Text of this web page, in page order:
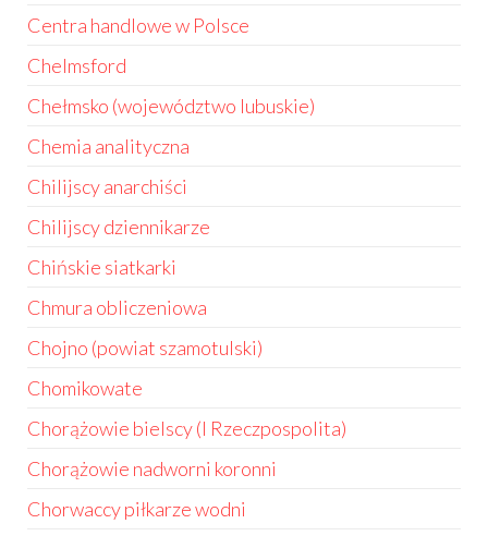
Centra handlowe w Polsce
Chelmsford
Chełmsko (województwo lubuskie)
Chemia analityczna
Chilijscy anarchiści
Chilijscy dziennikarze
Chińskie siatkarki
Chmura obliczeniowa
Chojno (powiat szamotulski)
Chomikowate
Chorążowie bielscy (I Rzeczpospolita)
Chorążowie nadworni koronni
Chorwaccy piłkarze wodni